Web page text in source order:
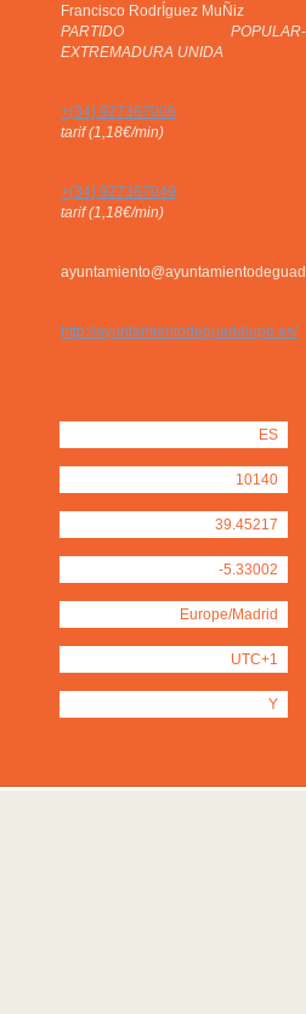
Francisco RodrÍguez MuÑiz
PARTIDO POPULAR-
EXTREMADURA UNIDA
+(34) 927367006
tarif (1,18€/min)
+(34) 927367049
tarif (1,18€/min)
http://ayuntamientodeguadalupe.es/
ES
10140
39.45217
-5.33002
Europe/Madrid
UTC+1
Y